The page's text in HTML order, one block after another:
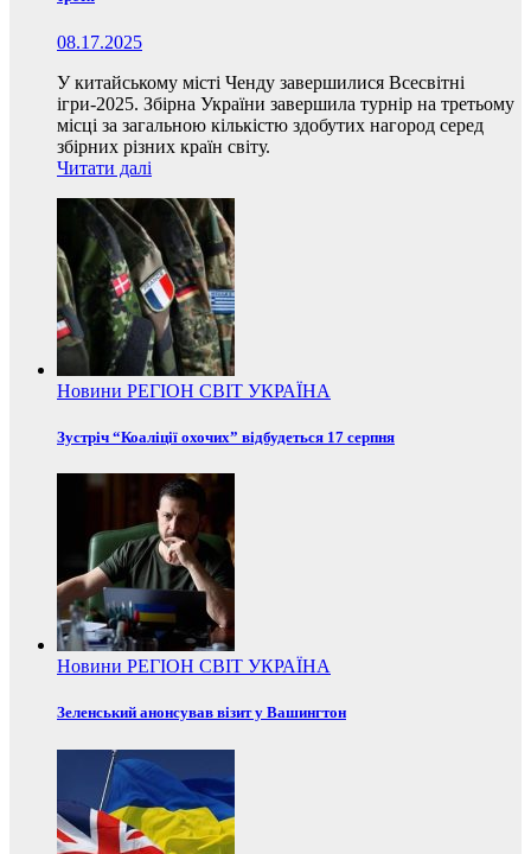
08.17.2025
У китайському місті Ченду завершилися Всесвітні
ігри-2025. Збірна України завершила турнір на третьому
місці за загальною кількістю здобутих нагород серед
збірних різних країн світу.
Читати далі
Новини РЕГІОН СВІТ УКРАЇНА
Зустріч “Коаліції охочих” відбудеться 17 серпня
Новини РЕГІОН СВІТ УКРАЇНА
Зеленський анонсував візит у Вашингтон